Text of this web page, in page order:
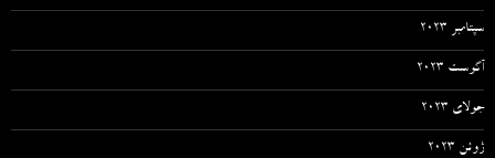
سپتامبر 2023
آگوست 2023
جولای 2023
ژوئن 2023